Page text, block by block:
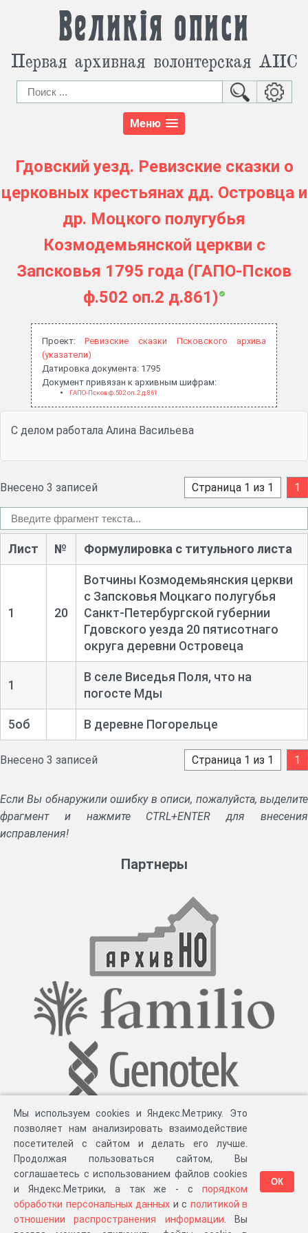
Великія описи
Первая архивная волонтерская АИС
Меню
Гдовский уезд. Ревизские сказки о
церковных крестьянах дд. Островца и
др. Моцкого полугубья
Козмодемьянской церкви с
Запсковья 1795 года (ГАПО-Псков
ф.502 оп.2 д.861)
Проект:Ревизские сказки Псковского архива
(указатели)
Датировка документа: 1795
Документ привязан к архивным шифрам:
ГАПО-Псков ф.502 оп.2 д.861
С делом работала Алина Васильева
Внесено 3 записей Страница 1 из 1 1
Лист № Формулировка с титульного листа
1 20
Вотчины Козмодемьянския церкви
с Запсковья Моцкаго полугубья
Санкт-Петербургской губернии
Гдовского уезда 20 пятисотнаго
округа деревни Островеца
1
В селе Виседья Поля, что на
погосте Мды
5об В деревне Погорельце
Внесено 3 записей Страница 1 из 1 1
Если Вы обнаружили ошибку в описи, пожалуйста, выделите
фрагмент и нажмите CTRL+ENTER для внесения
исправления!
Партнеры
Разработка компании «Великіе предки», 2023-2026 гг. Блог.Суть проекта
Персональные данные.Распространение информации.ЧаВО.Сборка 111.46
Мы используем cookies и Яндекс.Метрику. Это
позволяет нам анализировать взаимодействие
посетителей с сайтом и делать его лучше.
Продолжая пользоваться сайтом, Вы
соглашаетесь с использованием файлов cookies
и Яндекс.Метрики, а так же - с порядком
обработки персональных данных и с политикой в
отношении распространения информации . Вы
ОК